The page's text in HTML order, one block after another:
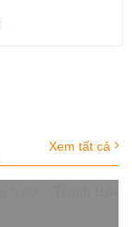
Xem tất cả